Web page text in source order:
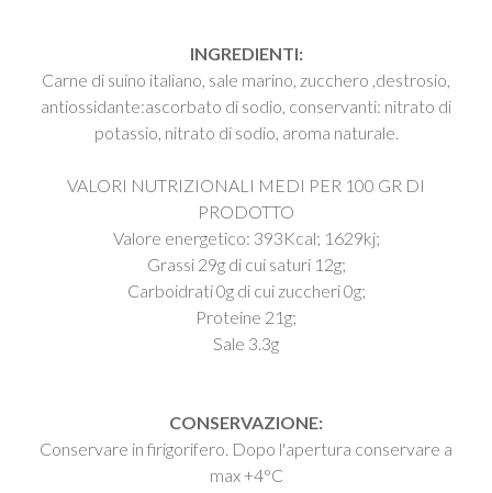
INGREDIENTI:
Carne di suino italiano, sale marino, zucchero ,destrosio,
antiossidante:ascorbato di sodio, conservanti: nitrato di
potassio, nitrato di sodio, aroma naturale.
VALORI NUTRIZIONALI MEDI PER 100 GR DI
PRODOTTO
Valore energetico: 393Kcal; 1629kj;
Grassi 29g di cui saturi 12g;
Carboidrati 0g di cui zuccheri 0g;
Proteine 21g;
Sale 3.3g
CONSERVAZIONE:
Conservare in firigorifero. Dopo l'apertura conservare a
max +4°C